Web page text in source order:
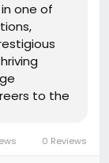
one of
to the
0 Reviews